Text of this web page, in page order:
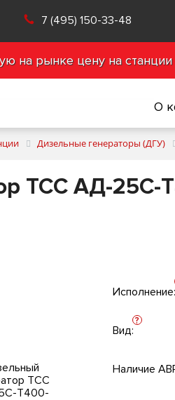
7 (495) 150-33-48
на рынке цену на
О
Дизельные генераторы (ДГУ)
ТСС АД-25С-
Исполнение:
Вид:
?
Наличие